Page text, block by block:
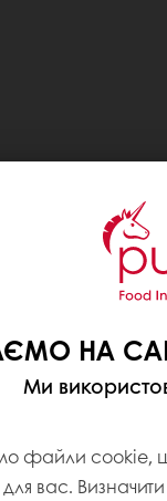
НА
Ми
файли cookie,
вас.